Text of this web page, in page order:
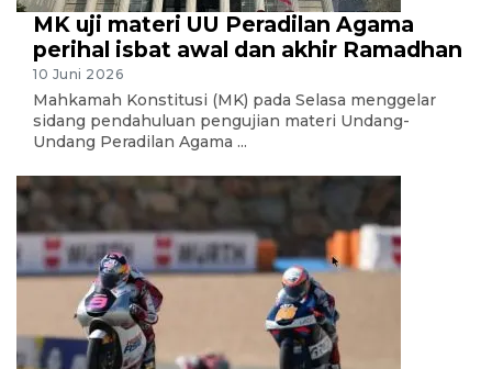
MK uji materi UU Peradilan Agama
perihal isbat awal dan akhir Ramadhan
10 Juni 2026
Mahkamah Konstitusi (MK) pada Selasa menggelar
sidang pendahuluan pengujian materi Undang-
Undang Peradilan Agama ...